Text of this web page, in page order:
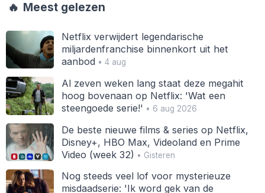
🔥 Meest gelezen
Netflix verwijdert legendarische
miljardenfranchise binnenkort uit het
aanbod • 4 aug
Al zeven weken lang staat deze megahit
hoog bovenaan op Netflix: 'Wat een
steengoede serie!' • 6 aug 2026
De beste nieuwe films & series op Netflix,
Disney+, HBO Max, Videoland en Prime
Video (week 32) • Gisteren
Nog steeds veel lof voor mysterieuze
misdaadserie: 'Ik word gek van de